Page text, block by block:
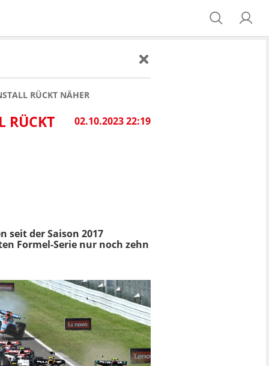
RÜCKT NÄHER
02.10.2023 22:19
N
seit der Saison 2017
Formel-Serie nur noch zehn